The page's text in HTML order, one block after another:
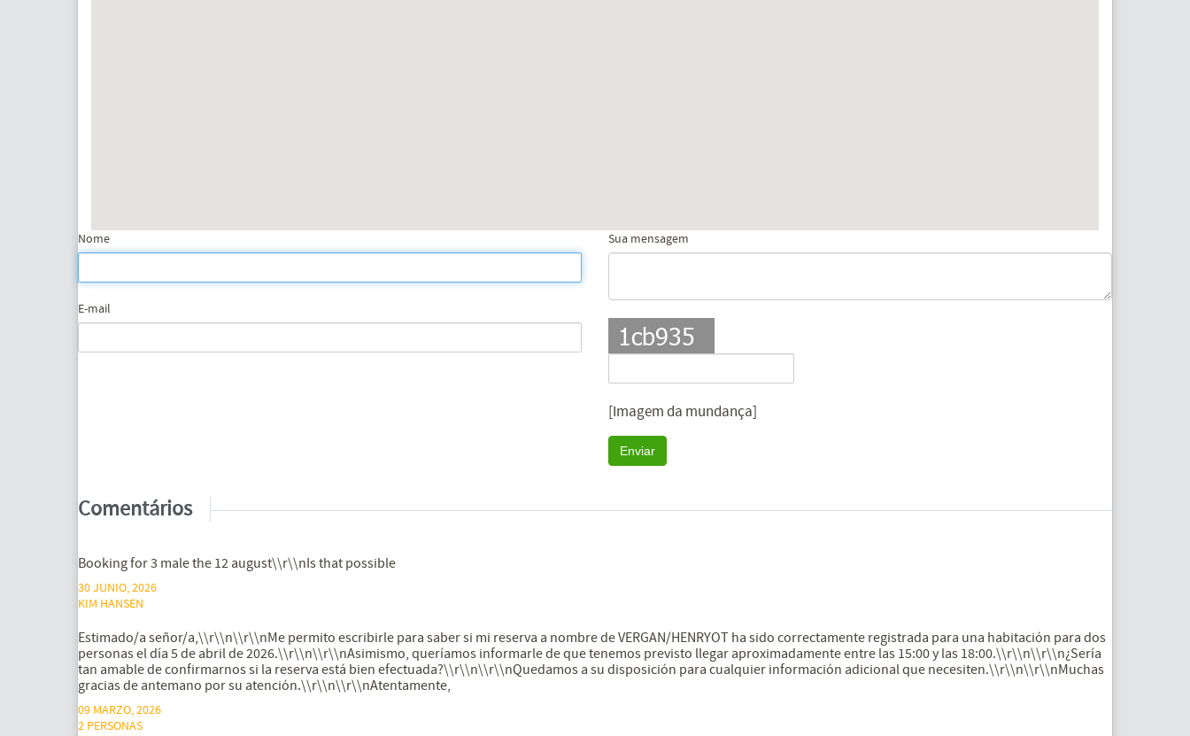
Nome
E-mail
Sua mensagem
[Imagem da mundança]
Enviar
Comentários
Booking for 3 male the 12 august\\r\\nIs that possible
30 JUNIO, 2026
KIM HANSEN
Estimado/a señor/a,\\r\\n\\r\\nMe permito escribirle para saber si mi reserva a nombre de VERGAN/HENRYOT ha sido correctamente registrada para una habitación para dos
personas el día 5 de abril de 2026.\\r\\n\\r\\nAsimismo, queríamos informarle de que tenemos previsto llegar aproximadamente entre las 15:00 y las 18:00.\\r\\n\\r\\n¿Sería
tan amable de confirmarnos si la reserva está bien efectuada?\\r\\n\\r\\nQuedamos a su disposición para cualquier información adicional que necesiten.\\r\\n\\r\\nMuchas
gracias de antemano por su atención.\\r\\n\\r\\nAtentamente,
09 MARZO, 2026
2 PERSONAS